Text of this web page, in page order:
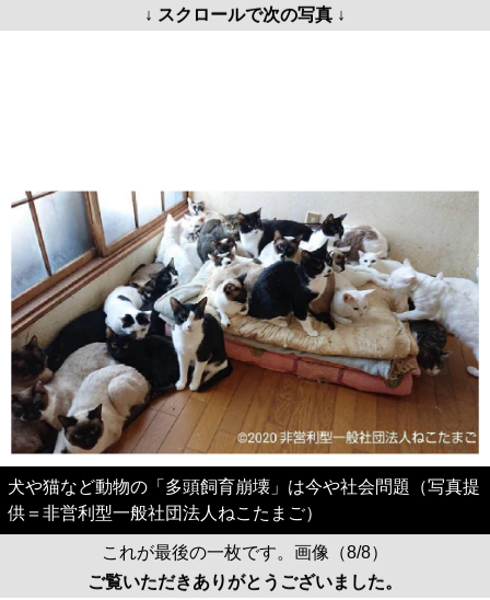
↓ スクロールで次の写真 ↓
犬や猫など動物の「多頭飼育崩壊」は今や社会問題（写真提
供＝非営利型一般社団法人ねこたまご）
これが最後の一枚です。画像（8/8）
ご覧いただきありがとうございました。